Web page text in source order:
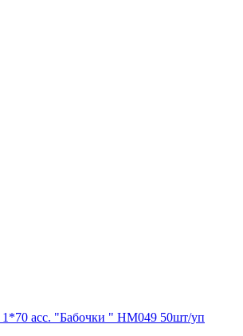
асс. "Бабочки " HM049 50шт/уп